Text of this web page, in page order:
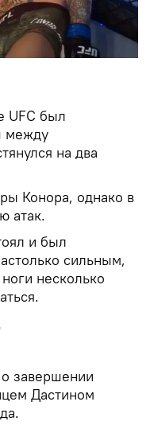
UFC был
между
на два
Конора, однако в
атак.
и был
сильным,
несколько
завершении
Дастином